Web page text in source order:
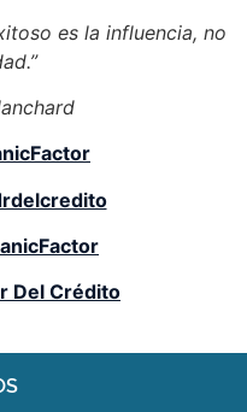
es la influencia, no
Del Crédito